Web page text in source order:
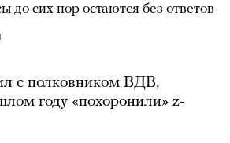
до сих пор остаются без ответов
с полковником ВДВ,
году «похоронили» z-